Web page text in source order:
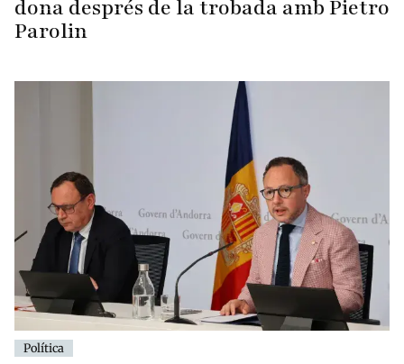
dona després de la trobada amb Pietro
Parolin
Política